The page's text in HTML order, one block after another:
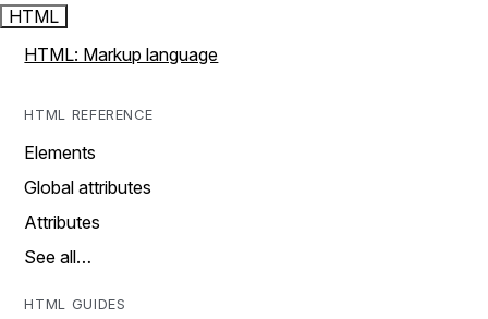
HTML
HTML: Markup language
HTML REFERENCE
Elements
Global attributes
Attributes
See all…
HTML GUIDES